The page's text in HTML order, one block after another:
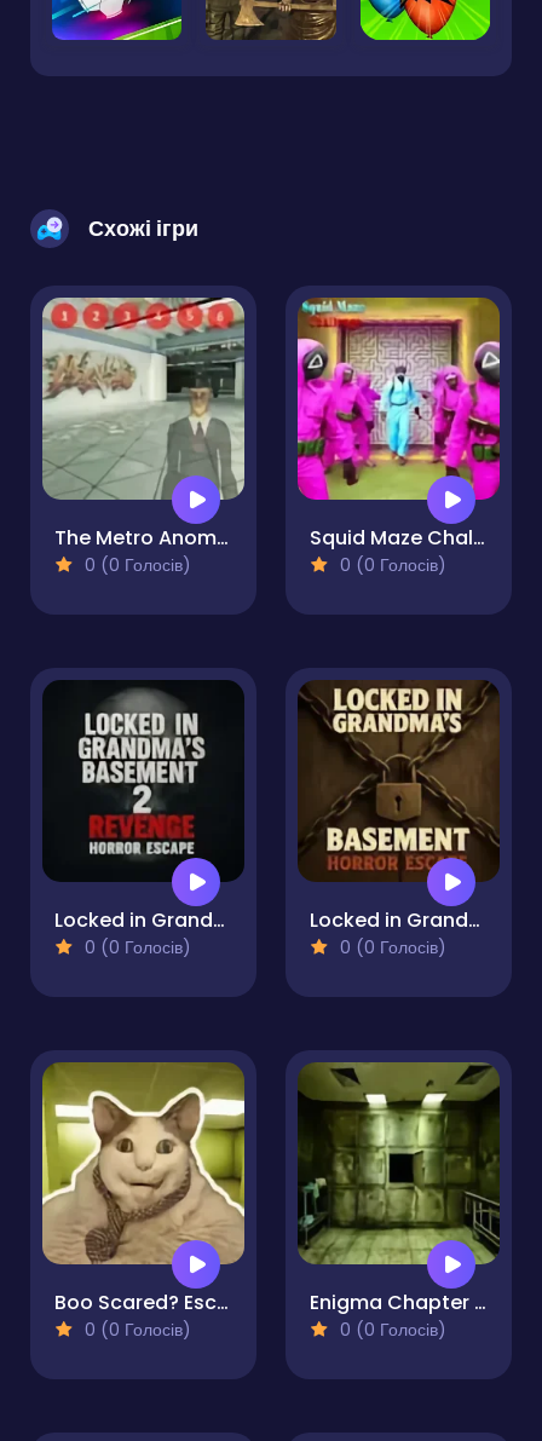
Схожі ігри
The Metro Anomaly
0 (0 Голосів)
Squid Maze Challenge
0 (0 Голосів)
Locked in Grandma's Basement 2
0 (0 Голосів)
Locked in Grandma's Basement
0 (0 Голосів)
Boo Scared? Escape from Backrooms
0 (0 Голосів)
Enigma Chapter 1 - Morgue Escape
0 (0 Голосів)